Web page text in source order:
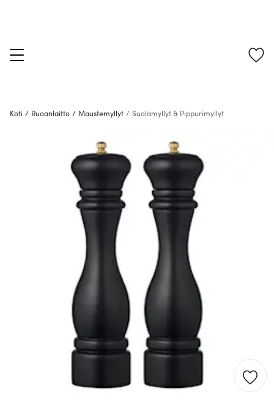
Koti / Ruoanlaitto / Maustemyllyt / Suolamyllyt & Pippurimyllyt